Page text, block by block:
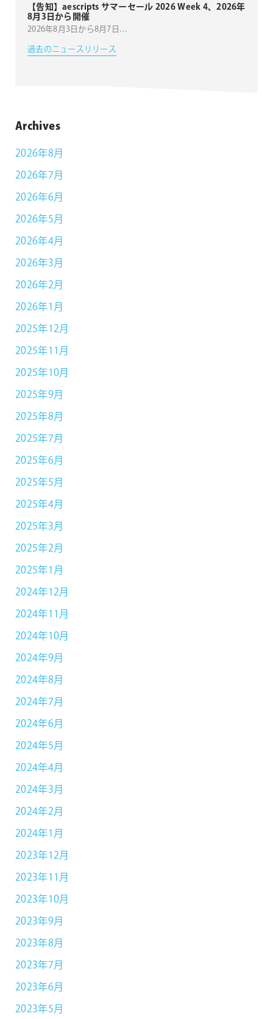
【告知】aescripts サマーセール 2026 Week 4、2026年
8月3日から開催
2026年8月3日から8月7日…
過去のニュースリリース
Archives
2026年8月
2026年7月
2026年6月
2026年5月
2026年4月
2026年3月
2026年2月
2026年1月
2025年12月
2025年11月
2025年10月
2025年9月
2025年8月
2025年7月
2025年6月
2025年5月
2025年4月
2025年3月
2025年2月
2025年1月
2024年12月
2024年11月
2024年10月
2024年9月
2024年8月
2024年7月
2024年6月
2024年5月
2024年4月
2024年3月
2024年2月
2024年1月
2023年12月
2023年11月
2023年10月
2023年9月
2023年8月
2023年7月
2023年6月
2023年5月